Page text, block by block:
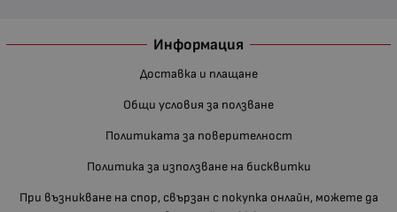
Информация
Доставка и плащане
Общи условия за ползване
Политиката за поверителност
Политика за използване на бисквитки
При възникване на спор, свързан с покупка онлайн, можете да